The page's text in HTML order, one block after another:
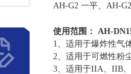
AH-G2 一平、AH-
使用范围： AH-
1、适用于爆炸性气
2、适用于可燃性粉
3、适用于IIA、IIB